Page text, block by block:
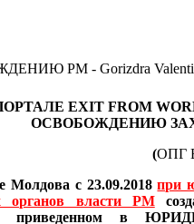
РМ - Gorizdra
EXIT FROM
ОСВОБОЖДЕНИЮ
(ОПГ
Молдова с 23.09.2018при
органов власти РМ
приведенном в